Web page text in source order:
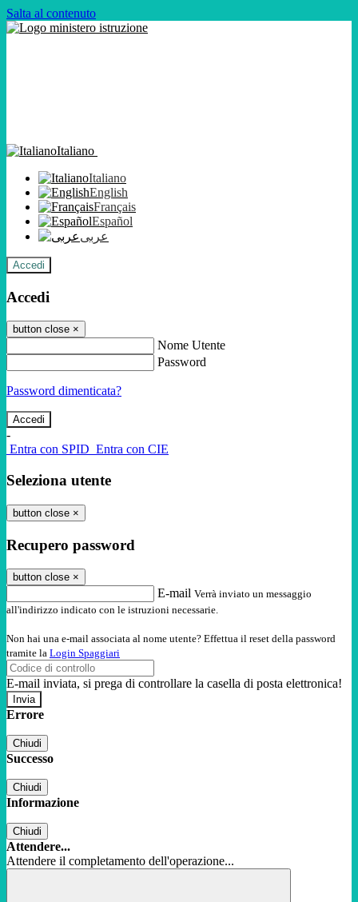
Salta al contenuto
Italiano
Italiano
English
Français
Español
عربى
Accedi
Accedi
button close ×
Nome Utente
Password
Password dimenticata?
-
Entra con SPID Entra con CIE
Seleziona utente
button close ×
Recupero password
button close ×
E-mail Verrà inviato un messaggio
all'indirizzo indicato con le istruzioni necessarie.
Non hai una e-mail associata al nome utente? Effettua il reset della password
tramite la Login Spaggiari
E-mail inviata, si prega di controllare la casella di posta elettronica!
Errore
Chiudi
Successo
Chiudi
Informazione
Chiudi
Attendere...
Attendere il completamento dell'operazione...